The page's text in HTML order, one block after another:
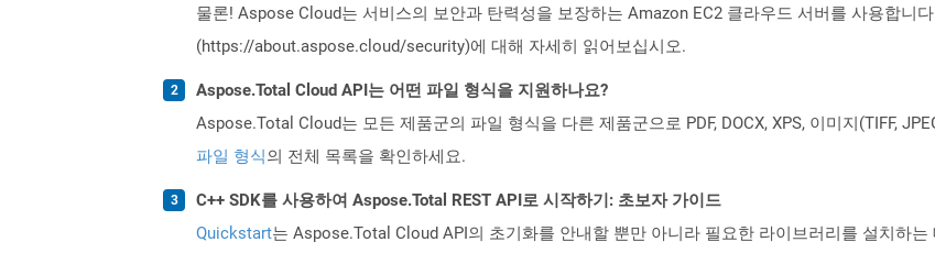
물론! Aspose Cloud는 서비스의 보안과 탄력성을 보장하는 Amazon EC2 클라우드 서버를 사용합니
(https://about.aspose.cloud/security)에 대해 자세히 읽어보십시오.
Aspose.Total Cloud API는 어떤 파일 형식을 지원하나요?
Aspose.Total Cloud는 모든 제품군의 파일 형식을 다른 제품군으로 PDF, DOCX, XPS, 이미지(TIFF,
파일 형식의 전체 목록을 확인하세요.
C++ SDK를 사용하여 Aspose.Total REST API로 시작하기: 초보자 가이드
Quickstart는 Aspose.Total Cloud API의 초기화를 안내할 뿐만 아니라 필요한 라이브러리를 설치하는